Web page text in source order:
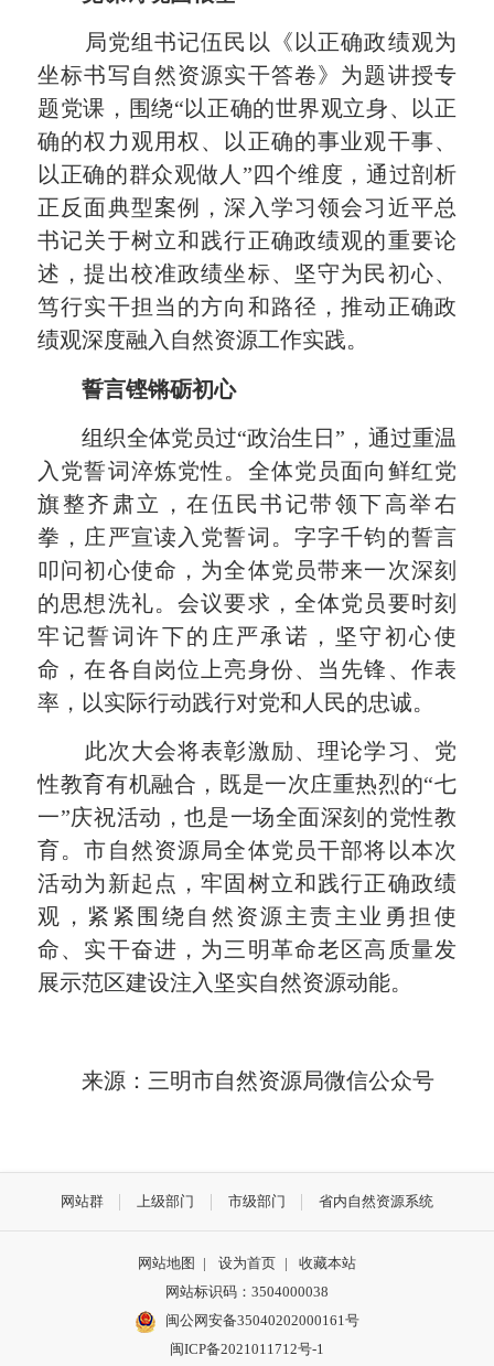
局党组书记伍民以《以正确政绩观为
坐标书写自然资源实干答卷》为题讲授专
题党课，围绕“以正确的世界观立身、以正
确的权力观用权、以正确的事业观干事、
以正确的群众观做人”四个维度，通过剖析
正反面典型案例，深入学习领会习近平总
书记关于树立和践行正确政绩观的重要论
述，提出校准政绩坐标、坚守为民初心、
笃行实干担当的方向和路径，推动正确政
绩观深度融入自然资源工作实践。
誓言铿锵砺初心
组织全体党员过“政治生日”，通过重温
入党誓词淬炼党性。全体党员面向鲜红党
旗整齐肃立，在伍民书记带领下高举右
拳，庄严宣读入党誓词。字字千钧的誓言
叩问初心使命，为全体党员带来一次深刻
的思想洗礼。会议要求，全体党员要时刻
牢记誓词许下的庄严承诺，坚守初心使
命，在各自岗位上亮身份、当先锋、作表
率，以实际行动践行对党和人民的忠诚。
此次大会将表彰激励、理论学习、党
性教育有机融合，既是一次庄重热烈的“七
一”庆祝活动，也是一场全面深刻的党性教
育。市自然资源局全体党员干部将以本次
活动为新起点，牢固树立和践行正确政绩
观，紧紧围绕自然资源主责主业勇担使
命、实干奋进，为三明革命老区高质量发
展示范区建设注入坚实自然资源动能。
来源：三明市自然资源局微信公众号
网站群 上级部门 市级部门 省内自然资源系统
网站地图 | 设为首页 |
收藏本站
网站标识码：3504000038
闽公网安备35040202000161号
闽ICP备2021011712号-1